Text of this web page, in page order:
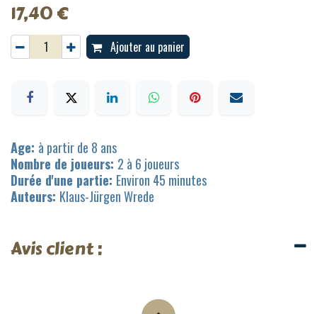
17,40€
Ajouter au panier
Age: à partir de 8 ans
Nombre de joueurs: 2 à 6 joueurs
Durée d'une partie: Environ 45 minutes
Auteurs: Klaus-Jürgen Wrede
Avis client :